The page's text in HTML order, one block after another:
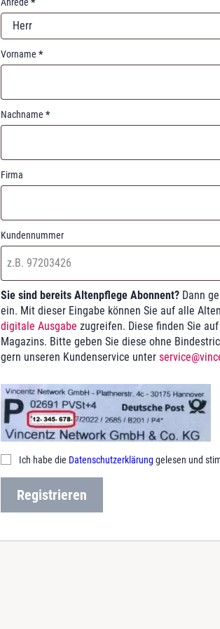
r
Herr
Vorname *
Nachname *
Firma
Kundennummer
Sie sind bereits Altenpflege Abonnent? Dann
ein. Mit dieser Eingabe können Sie auf alle
digitale Ausgabe zugreifen. Diese finden Sie
Magazins. Bitte geben Sie diese ohne
gern unseren Kundenservice unter
Ich habe die Datenschutzerklärung gelesen und
Registrieren